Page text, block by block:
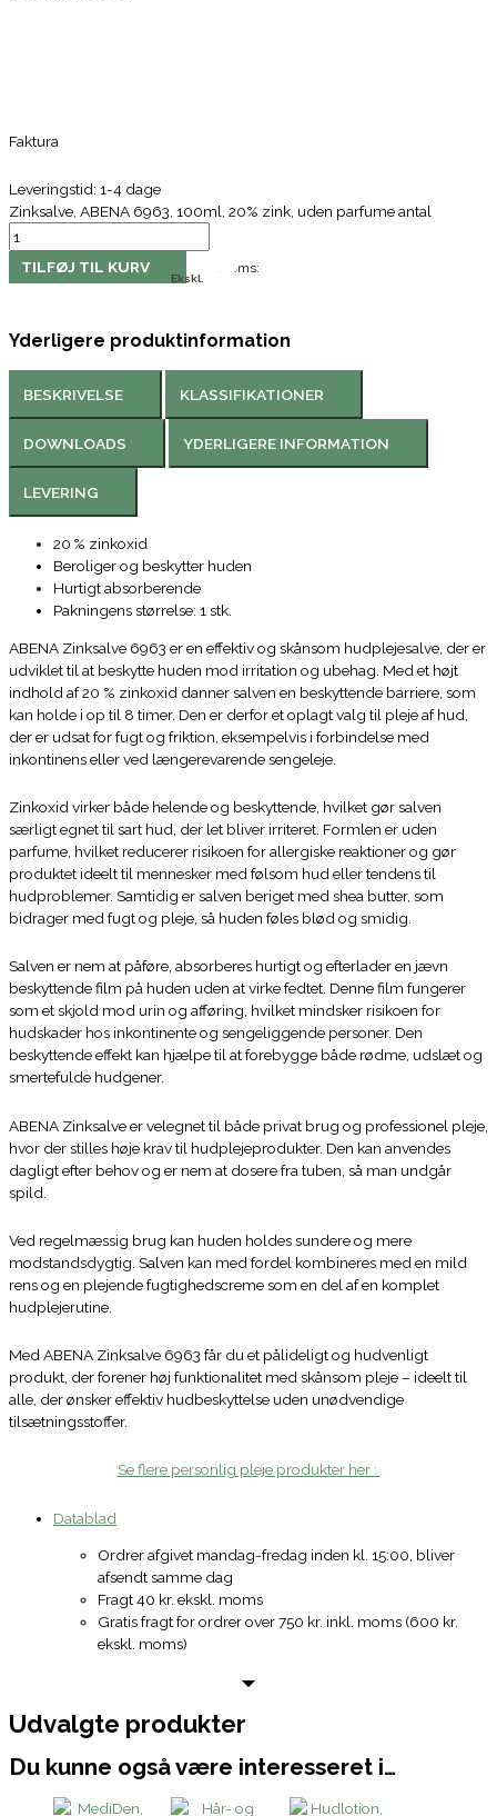
Faktura
Leveringstid: 1-4 dage
Zinksalve, ABENA 6963, 100ml, 20% zink, uden parfume antal
TILFØJ TIL KURV Moms:
Ekskl.
Yderligere produktinformation
BESKRIVELSE KLASSIFIKATIONER
DOWNLOADS YDERLIGERE INFORMATION
LEVERING
20 % zinkoxid
Beroliger og beskytter huden
Hurtigt absorberende
Pakningens størrelse: 1 stk.
ABENA Zinksalve 6963 er en effektiv og skånsom hudplejesalve, der er
udviklet til at beskytte huden mod irritation og ubehag. Med et højt
indhold af 20 % zinkoxid danner salven en beskyttende barriere, som
kan holde i op til 8 timer. Den er derfor et oplagt valg til pleje af hud,
der er udsat for fugt og friktion, eksempelvis i forbindelse med
inkontinens eller ved længerevarende sengeleje.
Zinkoxid virker både helende og beskyttende, hvilket gør salven
særligt egnet til sart hud, der let bliver irriteret. Formlen er uden
parfume, hvilket reducerer risikoen for allergiske reaktioner og gør
produktet ideelt til mennesker med følsom hud eller tendens til
hudproblemer. Samtidig er salven beriget med shea butter, som
bidrager med fugt og pleje, så huden føles blød og smidig.
Salven er nem at påføre, absorberes hurtigt og efterlader en jævn
beskyttende film på huden uden at virke fedtet. Denne film fungerer
som et skjold mod urin og afføring, hvilket mindsker risikoen for
hudskader hos inkontinente og sengeliggende personer. Den
beskyttende effekt kan hjælpe til at forebygge både rødme, udslæt og
smertefulde hudgener.
ABENA Zinksalve er velegnet til både privat brug og professionel pleje,
hvor der stilles høje krav til hudplejeprodukter. Den kan anvendes
dagligt efter behov og er nem at dosere fra tuben, så man undgår
spild.
Ved regelmæssig brug kan huden holdes sundere og mere
modstandsdygtig. Salven kan med fordel kombineres med en mild
rens og en plejende fugtighedscreme som en del af en komplet
hudplejerutine.
Med ABENA Zinksalve 6963 får du et pålideligt og hudvenligt
produkt, der forener høj funktionalitet med skånsom pleje – ideelt til
alle, der ønsker effektiv hudbeskyttelse uden unødvendige
tilsætningsstoffer.
Se flere personlig pleje produkter her :
Datablad
Ordrer afgivet mandag-fredag inden kl. 15:00, bliver
afsendt samme dag
Fragt 40 kr. ekskl. moms
Gratis fragt for ordrer over 750 kr. inkl. moms (600 kr.
ekskl. moms)
Udvalgte produkter
Du kunne også være interesseret i…